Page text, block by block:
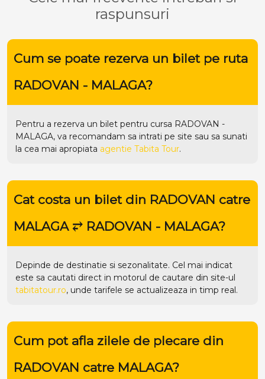
raspunsuri
Cum se poate rezerva un bilet pe ruta
RADOVAN - MALAGA?
Pentru a rezerva un bilet pentru cursa RADOVAN -
MALAGA, va recomandam sa intrati pe site sau sa sunati
la cea mai apropiata agentie Tabita Tour.
Cat costa un bilet din RADOVAN catre
MALAGA ⥂ RADOVAN - MALAGA?
Depinde de destinatie si sezonalitate. Cel mai indicat
este sa cautati direct in motorul de cautare din site-ul
tabitatour.ro, unde tarifele se actualizeaza in timp real.
Cum pot afla zilele de plecare din
RADOVAN catre MALAGA?